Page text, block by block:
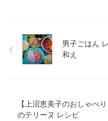
男子ごはん
和え
【上沼恵美子のおしゃべ
のテリーヌ レシピ